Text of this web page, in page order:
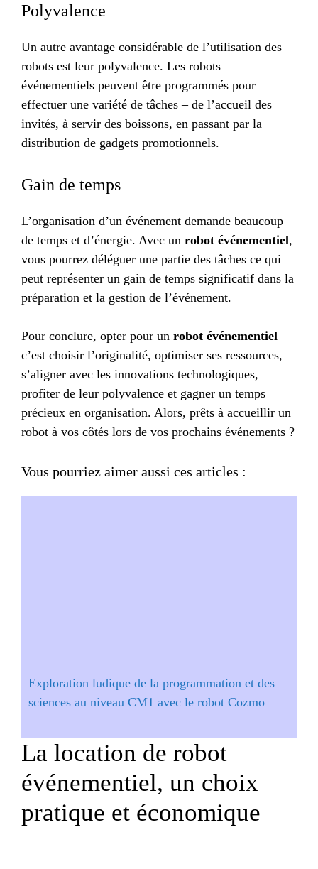
Polyvalence
Un autre avantage considérable de l’utilisation des
robots est leur polyvalence. Les robots
événementiels peuvent être programmés pour
effectuer une variété de tâches – de l’accueil des
invités, à servir des boissons, en passant par la
distribution de gadgets promotionnels.
Gain de temps
L’organisation d’un événement demande beaucoup
de temps et d’énergie. Avec un robot événementiel,
vous pourrez déléguer une partie des tâches ce qui
peut représenter un gain de temps significatif dans la
préparation et la gestion de l’événement.
Pour conclure, opter pour un robot événementiel
c’est choisir l’originalité, optimiser ses ressources,
s’aligner avec les innovations technologiques,
profiter de leur polyvalence et gagner un temps
précieux en organisation. Alors, prêts à accueillir un
robot à vos côtés lors de vos prochains événements ?
Vous pourriez aimer aussi ces articles :
Exploration ludique de la programmation et des
sciences au niveau CM1 avec le robot Cozmo
La location de robot
événementiel, un choix
pratique et économique